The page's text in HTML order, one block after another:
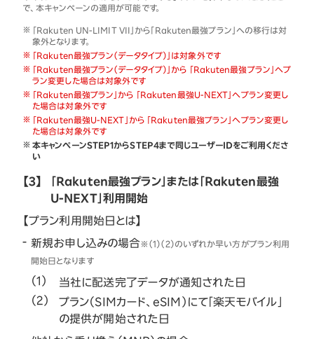
で、本キャンペーンの適用が可能です。
「Rakuten UN-LIMIT VII」から「Rakuten最強プラン」への移行は対
象外となります。
「Rakuten最強プラン（データタイプ）」は対象外です
「Rakuten最強プラン（データタイプ）」から 「Rakuten最強プラン」へプ
ラン変更した場合は対象外です
「Rakuten最強プラン」から 「Rakuten最強U-NEXT」へプラン変更し
た場合は対象外です
「Rakuten最強U-NEXT」から 「Rakuten最強プラン」へプラン変更し
た場合は対象外です
本キャンペーンSTEP1からSTEP4まで同じユーザーIDをご利用くださ
い
【3】
「Rakuten最強プラン」または「Rakuten最強
U-NEXT」利用開始
【プラン利用開始日とは】
新規お申し込みの場合 ※（1）（2）のいずれか早い方がプラン利用
開始日となります
当社に配送完了データが通知された日
プラン（SIMカード、eSIM）にて「楽天モバイル」
の提供が開始された日